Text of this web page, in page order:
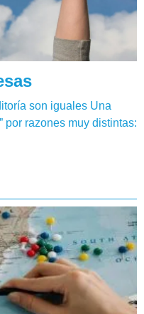
son iguales Una
por razones muy distintas: